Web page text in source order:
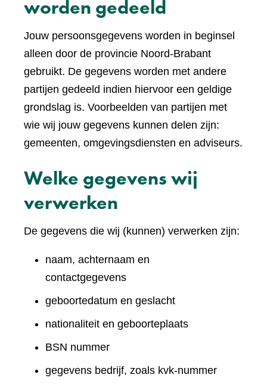
worden gedeeld
Jouw persoonsgegevens worden in beginsel
alleen door de provincie Noord-Brabant
gebruikt. De gegevens worden met andere
partijen gedeeld indien hiervoor een geldige
grondslag is. Voorbeelden van partijen met
wie wij jouw gegevens kunnen delen zijn:
gemeenten, omgevingsdiensten en adviseurs.
Welke gegevens wij
verwerken
De gegevens die wij (kunnen) verwerken zijn:
naam, achternaam en
contactgegevens
geboortedatum en geslacht
nationaliteit en geboorteplaats
BSN nummer
gegevens bedrijf, zoals kvk-nummer